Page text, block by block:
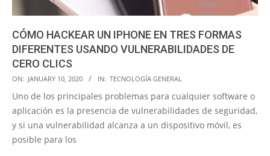
CÓMO HACKEAR UN IPHONE EN TRES FORMAS
DIFERENTES USANDO VULNERABILIDADES DE
CERO CLICS
2020-
01-
10
ON: JANUARY 10, 2020 IN: TECNOLOGÍA GENERAL
Uno de los principales problemas para cualquier software o
aplicación es la presencia de vulnerabilidades de seguridad,
y si una vulnerabilidad alcanza a un dispositivo móvil, es
posible para los